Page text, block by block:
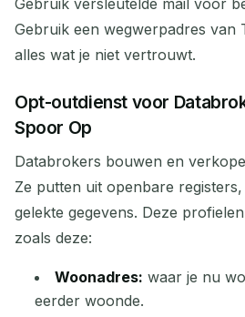
Gebruik een wegwerpadres van
alles wat je niet vertrouwt.
Opt-outdienst voor
Spoor Op
Databrokers bouwen en
Ze putten uit openbare
gelekte gegevens. Deze
zoals deze:
Woonadres: waar je nu
eerder woonde.